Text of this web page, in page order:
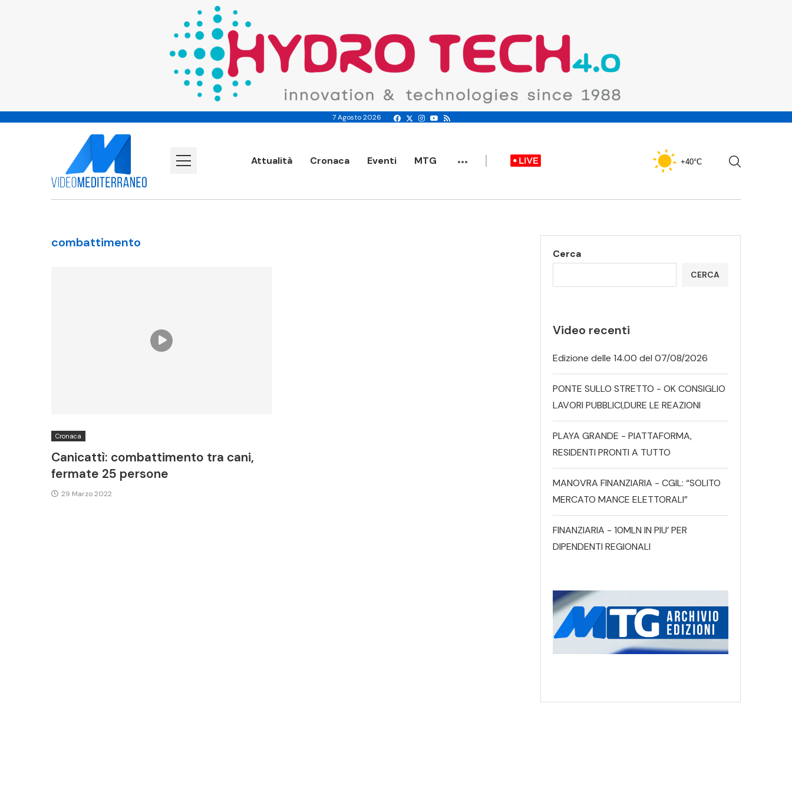
7 Agosto 2026
Attualità Cronaca Eventi MTG ... +40°C
combattimento
Cronaca
Canicattì: combattimento tra cani,
fermate 25 persone
29 Marzo 2022
Cerca
CERCA
Video recenti
Edizione delle 14.00 del 07/08/2026
PONTE SULLO STRETTO - OK CONSIGLIO
LAVORI PUBBLICI,DURE LE REAZIONI
PLAYA GRANDE - PIATTAFORMA,
RESIDENTI PRONTI A TUTTO
MANOVRA FINANZIARIA - CGIL: “SOLITO
MERCATO MANCE ELETTORALI”
FINANZIARIA - 10MLN IN PIU’ PER
DIPENDENTI REGIONALI